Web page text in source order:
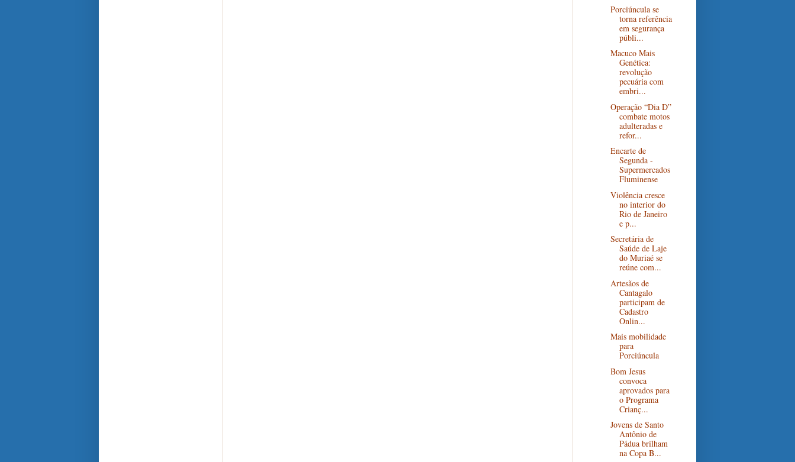
Porciúncula se
torna referência
em segurança
públi...
Macuco Mais
Genética:
revolução
pecuária com
embri...
Operação “Dia D”
combate motos
adulteradas e
refor...
Encarte de
Segunda -
Supermercados
Fluminense
Violência cresce
no interior do
Rio de Janeiro
e p...
Secretária de
Saúde de Laje
do Muriaé se
reúne com...
Artesãos de
Cantagalo
participam de
Cadastro
Onlin...
Mais mobilidade
para
Porciúncula
Bom Jesus
convoca
aprovados para
o Programa
Crianç...
Jovens de Santo
Antônio de
Pádua brilham
na Copa B...